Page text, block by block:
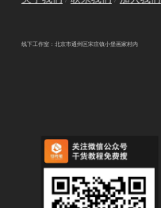
线下工作室：北京市通州区宋庄镇小堡画家村内